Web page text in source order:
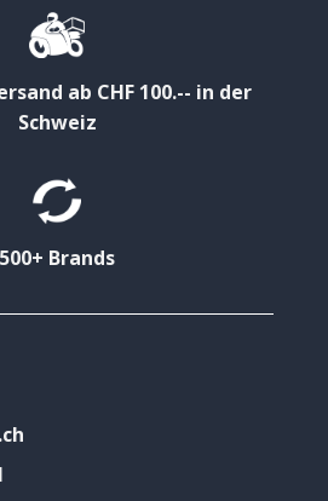
ab CHF 100.-- in der
Schweiz
500+ Brands